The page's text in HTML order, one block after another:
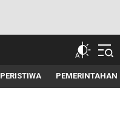
PERISTIWA PEMERINTAHAN